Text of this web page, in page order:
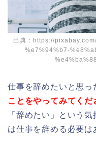
出典：https://
%e7%94%b7-
仕事を辞めたいと思っ
ことをやってみてくだ
「辞めたい」という
は仕事を辞める必要は